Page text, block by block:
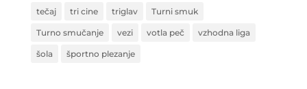
tečaj tri cine triglav Turni smuk
Turno smučanje vezi votla peč vzhodna liga
šola športno plezanje